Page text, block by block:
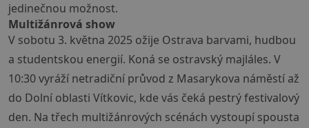
jedinečnou možnost.
Multižánrová show
V sobotu 3. května 2025 ožije Ostrava barvami, hudbou
a studentskou energií. Koná se ostravský majláles. V
10:30 vyráží netradiční průvod z Masarykova náměstí až
do Dolní oblasti Vítkovic, kde vás čeká pestrý festivalový
den. Na třech multižánrových scénách vystoupí spousta